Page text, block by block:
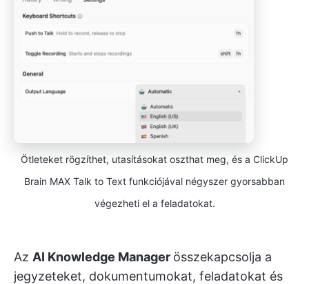
Ötleteket rögzíthet, utasításokat oszthat meg, és a ClickUp
Brain MAX Talk to Text funkciójával négyszer gyorsabban
végezheti el a feladatokat.
Az AI Knowledge Manager összekapcsolja a
jegyzeteket, dokumentumokat, feladatokat és